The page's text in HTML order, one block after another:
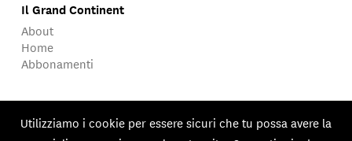
Il Grand Continent
About
Home
Abbonamenti
About
Utilizziamo i cookie per essere sicuri che tu possa avere la